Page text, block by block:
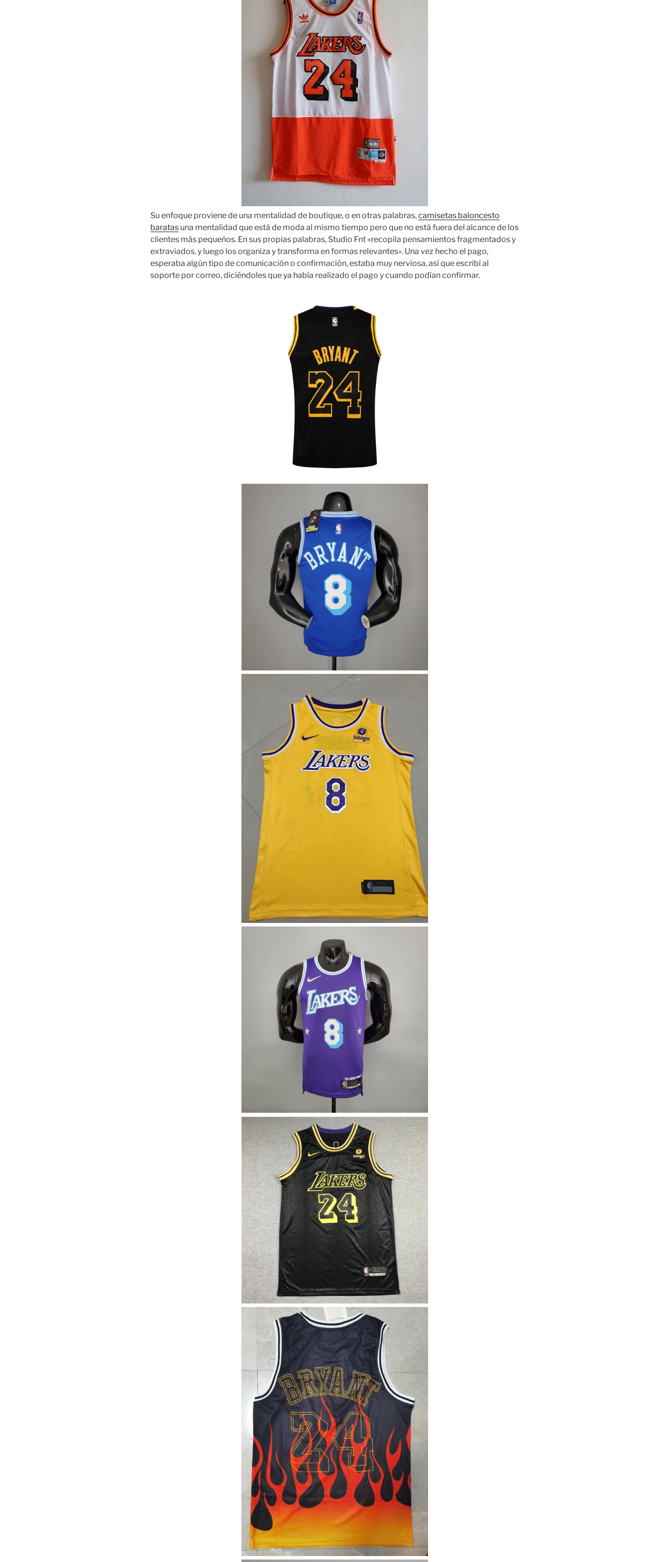
Su enfoque proviene de una mentalidad de boutique, o en otras palabras,camisetas baloncesto
baratas una mentalidad que está de moda al mismo tiempo pero que no está fuera del alcance de los
clientes más pequeños. En sus propias palabras, Studio Fnt «recopila pensamientos fragmentados y
extraviados, y luego los organiza y transforma en formas relevantes». Una vez hecho el pago,
esperaba algún tipo de comunicación o confirmación, estaba muy nerviosa, así que escribí al
soporte por correo, diciéndoles que ya había realizado el pago y cuando podían confirmar.